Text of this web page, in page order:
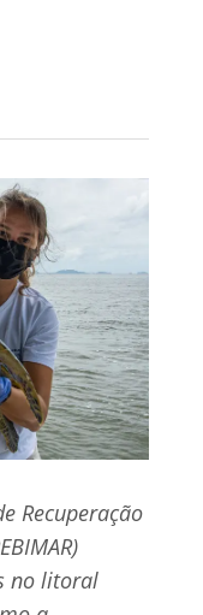
Recuperação
no litoral